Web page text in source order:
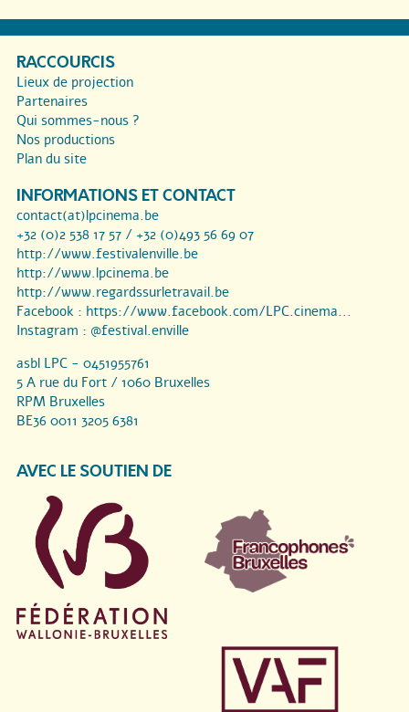
RACCOURCIS
Lieux de projection
Partenaires
Qui sommes-nous ?
Nos productions
Plan du site
INFORMATIONS ET CONTACT
contact(at)lpcinema.be
+32 (0)2 538 17 57 / +32 (0)493 56 69 07
http://www.festivalenville.be
http://www.lpcinema.be
http://www.regardssurletravail.be
Facebook : https://www.facebook.com/LPC.cinema...
Instagram : @festival.enville
asbl LPC - 0451955761
5 A rue du Fort / 1060 Bruxelles
RPM Bruxelles
BE36 0011 3205 6381
AVEC LE SOUTIEN DE